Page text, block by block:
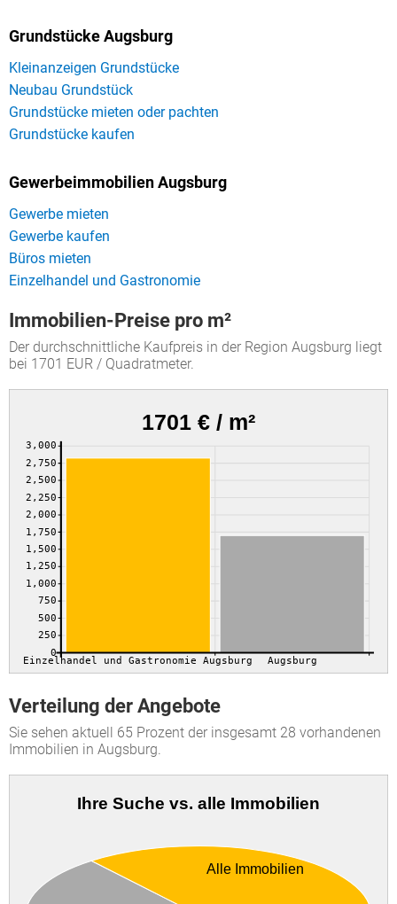
Grundstücke Augsburg
Kleinanzeigen Grundstücke
Neubau Grundstück
Grundstücke mieten oder pachten
Grundstücke kaufen
Gewerbeimmobilien Augsburg
Gewerbe mieten
Gewerbe kaufen
Büros mieten
Einzelhandel und Gastronomie
Immobilien-Preise pro m²
Der durchschnittliche Kaufpreis in der Region Augsburg liegt
bei 1701 EUR / Quadratmeter.
1701 € / m²
0
250
500
750
1,000
1,250
1,500
1,750
2,000
2,250
2,500
2,750
3,000
Einzelhandel und Gastronomie Augsburg Augsburg
Verteilung der Angebote
Sie sehen aktuell 65 Prozent der insgesamt 28 vorhandenen
Immobilien in Augsburg.
Ihre Suche vs. alle Immobilien
Alle Immobilien